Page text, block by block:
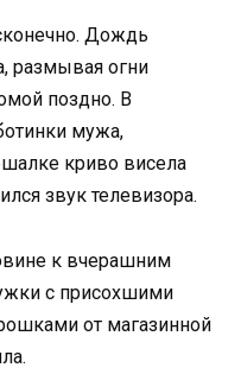
Дождь
размывая огни
поздно. В
мужа,
криво висела
звук телевизора.
к вчерашним
с присохшими
от магазинной